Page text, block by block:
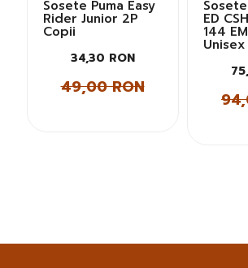
Sosete Puma Easy
Rider Junior 2P
Copii
34,30 RON
49,00 RON
ED
144
Unisex